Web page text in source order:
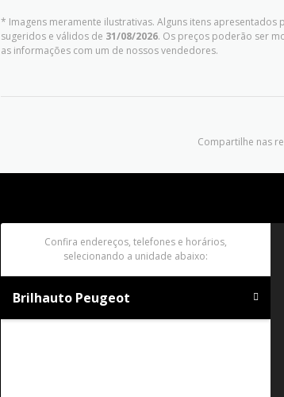
* Imagens meramente ilustrativas. Alguns itens
sugeridos e válidos de 31/08/2026. Os preços poderão ser
as informações com um de nossos vendedores.
Compartilhe nas
Confira endereços, telefones e horários,
selecionando a unidade abaixo:
Brilhauto Peugeot